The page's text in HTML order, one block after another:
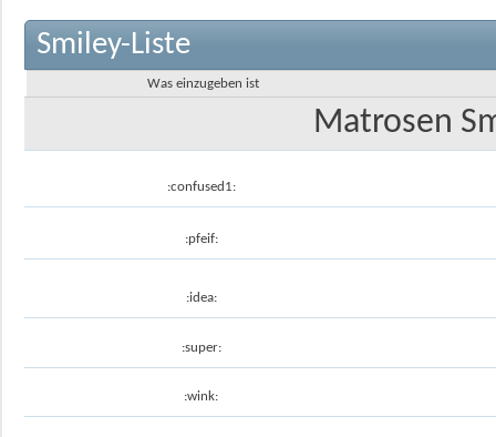
Smiley-Liste
Was einzugeben ist
Matrosen
:confused1:
:pfeif:
:idea:
:super:
:wink: